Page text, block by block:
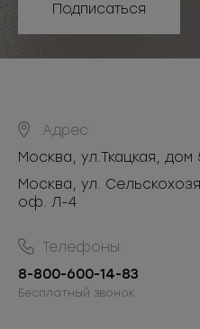
Подписаться
Адрес:
Москва, ул.Ткацкая, дом
Москва, ул.
оф. Л-4
Телефоны:
8-800-600-14-83
Бесплатный звонок